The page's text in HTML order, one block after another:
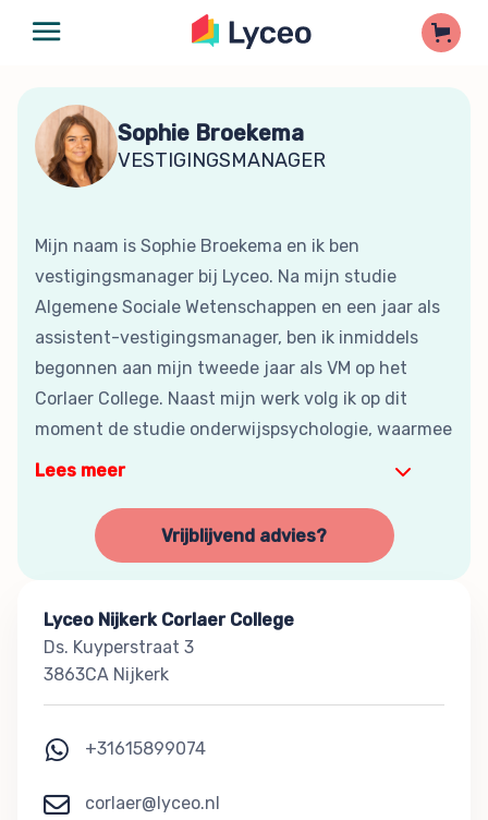
Sophie Broekema
VESTIGINGSMANAGER
Mijn naam is Sophie Broekema en ik ben
vestigingsmanager bij Lyceo. Na mijn studie
Algemene Sociale Wetenschappen en een jaar als
assistent-vestigingsmanager, ben ik inmiddels
begonnen aan mijn tweede jaar als VM op het
Corlaer College. Naast mijn werk volg ik op dit
moment de studie onderwijspsychologie, waarmee
Lees meer
Vrijblijvend advies?
Lyceo Nijkerk Corlaer College
Ds. Kuyperstraat 3
3863CA Nijkerk
+31615899074
corlaer@lyceo.nl